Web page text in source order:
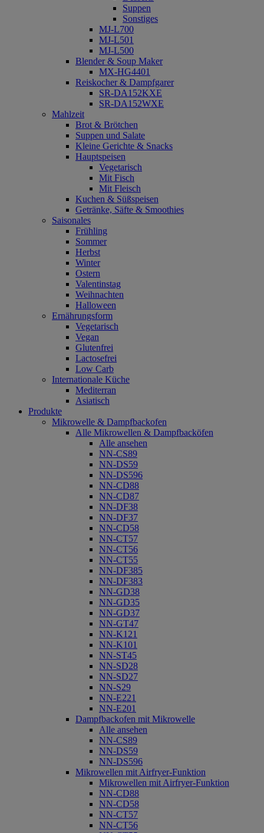
Suppen
Sonstiges
MJ-L700
MJ-L501
MJ-L500
Blender & Soup Maker
MX-HG4401
Reiskocher & Dampfgarer
SR-DA152KXE
SR-DA152WXE
Mahlzeit
Brot & Brötchen
Suppen und Salate
Kleine Gerichte & Snacks
Hauptspeisen
Vegetarisch
Mit Fisch
Mit Fleisch
Kuchen & Süßspeisen
Getränke, Säfte & Smoothies
Saisonales
Frühling
Sommer
Herbst
Winter
Ostern
Valentinstag
Weihnachten
Halloween
Ernährungsform
Vegetarisch
Vegan
Glutenfrei
Lactosefrei
Low Carb
Internationale Küche
Mediterran
Asiatisch
Produkte
Mikrowelle & Dampfbackofen
Alle Mikrowellen & Dampfbacköfen
Alle ansehen
NN-CS89
NN-DS59
NN-DS596
NN-CD88
NN-CD87
NN-DF38
NN-DF37
NN-CD58
NN-CT57
NN-CT56
NN-CT55
NN-DF385
NN-DF383
NN-GD38
NN-GD35
NN-GD37
NN-GT47
NN-K121
NN-K101
NN-ST45
NN-SD28
NN-SD27
NN-S29
NN-E221
NN-E201
Dampfbackofen mit Mikrowelle
Alle ansehen
NN-CS89
NN-DS59
NN-DS596
Mikrowellen mit Airfryer-Funktion
Mikrowellen mit Airfryer-Funktion
NN-CD88
NN-CD58
NN-CT57
NN-CT56